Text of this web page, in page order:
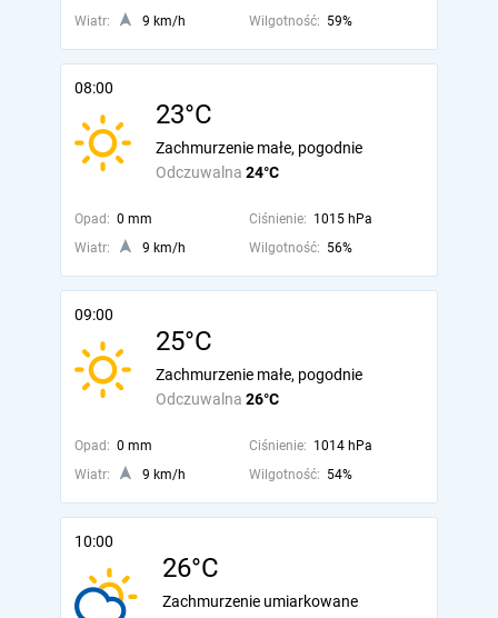
Wiatr: 9 km/h Wilgotność: 59%
08:00
23°C
Odczuwalna 24°C
Zachmurzenie małe, pogodnie
Opad: 0 mm Ciśnienie: 1015 hPa
Wiatr:
9 km/h Wilgotność: 56%
09:00
25°C
Odczuwalna 26°C
Zachmurzenie małe, pogodnie
Opad: 0 mm Ciśnienie: 1014 hPa
Wiatr:
9 km/h Wilgotność: 54%
10:00
26°C
Zachmurzenie umiarkowane